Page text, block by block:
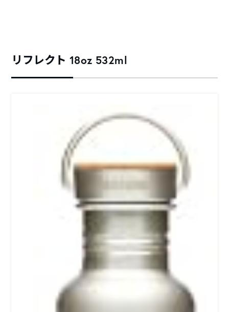
リフレクト 18oz 532ml